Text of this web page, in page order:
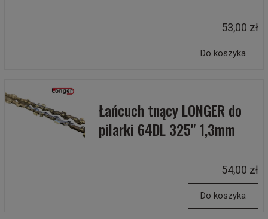
53,00 zł
Do koszyka
Łańcuch tnący LONGER do
pilarki 64DL 325" 1,3mm
54,00 zł
Do koszyka